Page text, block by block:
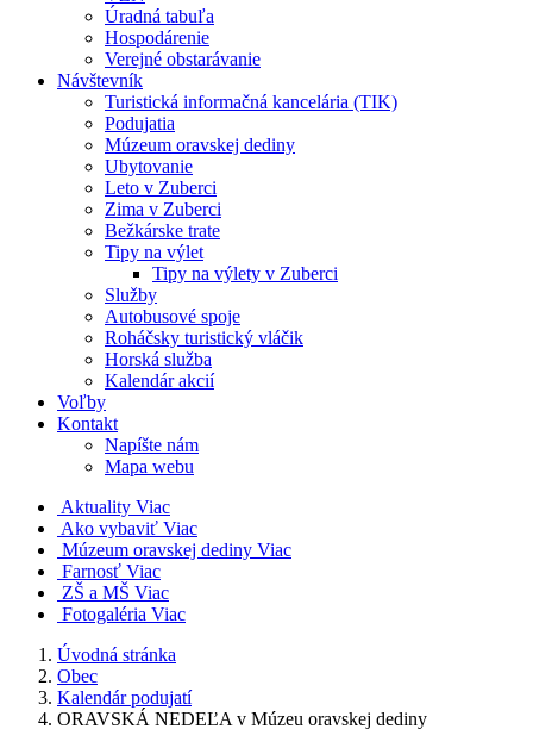
Úradná tabuľa
Hospodárenie
Verejné obstarávanie
Návštevník
Turistická informačná kancelária (TIK)
Podujatia
Múzeum oravskej dediny
Ubytovanie
Leto v Zuberci
Zima v Zuberci
Bežkárske trate
Tipy na výlet
Tipy na výlety v Zuberci
Služby
Autobusové spoje
Roháčsky turistický vláčik
Horská služba
Kalendár akcií
Voľby
Kontakt
Napíšte nám
Mapa webu
Aktuality Viac
Ako vybaviť Viac
Múzeum oravskej dediny Viac
Farnosť Viac
ZŠ a MŠ Viac
Fotogaléria Viac
Úvodná stránka
Obec
Kalendár podujatí
ORAVSKÁ NEDEĽA v Múzeu oravskej dediny